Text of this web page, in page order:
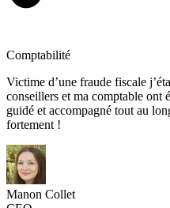
Comptabilité
Victime d’une fraude fiscale
conseillers et ma comptable ont
guidé et accompagné tout au
fortement !
Manon Collet